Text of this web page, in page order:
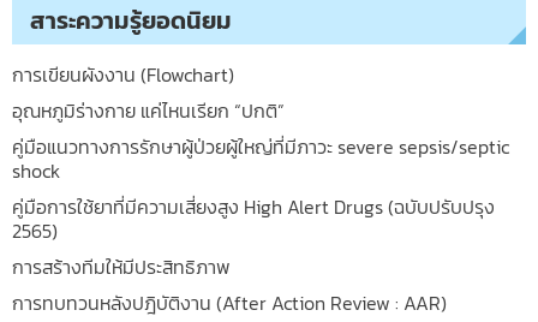
สาระความรู้ยอดนิยม
การเขียนผังงาน (Flowchart)
อุณหภูมิร่างกาย แค่ไหนเรียก “ปกติ”
คู่มือแนวทางการรักษาผู้ป่วยผู้ใหญ่ที่มีภาวะ severe sepsis/septic
shock
คู่มือการใช้ยาที่มีความเสี่ยงสูง High Alert Drugs (ฉบับปรับปรุง
2565)
การสร้างทีมให้มีประสิทธิภาพ
การทบทวนหลังปฎิบัติงาน (After Action Review : AAR)